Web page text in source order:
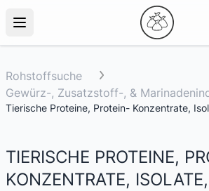
Rohstoffsuche
Gewürz-, Zusatzstoff-, &
Tierische Proteine, Protein- Konzentrate,
TIERISCHE PROTEINE,
KONZENTRATE, ISOLATE,